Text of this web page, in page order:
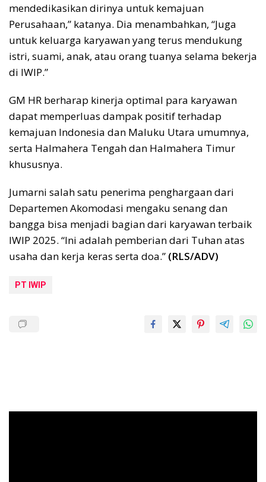
mendedikasikan dirinya untuk kemajuan
Perusahaan,” katanya. Dia menambahkan, “Juga
untuk keluarga karyawan yang terus mendukung
istri, suami, anak, atau orang tuanya selama bekerja
di IWIP.”
GM HR berharap kinerja optimal para karyawan
dapat memperluas dampak positif terhadap
kemajuan Indonesia dan Maluku Utara umumnya,
serta Halmahera Tengah dan Halmahera Timur
khususnya.
Jumarni salah satu penerima penghargaan dari
Departemen Akomodasi mengaku senang dan
bangga bisa menjadi bagian dari karyawan terbaik
IWIP 2025. “Ini adalah pemberian dari Tuhan atas
usaha dan kerja keras serta doa.” (RLS/ADV)
PT IWIP